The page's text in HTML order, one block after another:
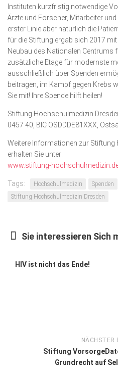
Instituten kurzfristig notwendige
Ärzte und Forscher, Mitarbeiter
erster Linie aber natürlich die
für die Stiftung ergab sich 2017
Neubau des Nationalen Centrums
zusätzliche Etage für modernste
ausschließlich über Spenden
beitragen, im Kampf gegen Krebs
Sie mit! Ihre Spende hilft heilen!
Stiftung Hochschulmedizin
0457 40, BIC OSDDDE81XXX,
Weitere Informationen zur
erhalten Sie unter:
www.stiftung-
Tags: Hochschulmedizin
Spenden
Stiftung Hochschulmedizin Dresden
Sie interessieren Sich
HIV ist nicht das Ende!
NÄCHSTER
Stiftung
Grundrecht auf